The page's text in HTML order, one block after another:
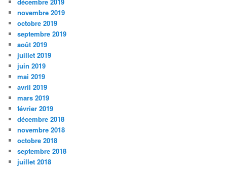
décembre 2019
novembre 2019
octobre 2019
septembre 2019
août 2019
juillet 2019
juin 2019
mai 2019
avril 2019
mars 2019
février 2019
décembre 2018
novembre 2018
octobre 2018
septembre 2018
juillet 2018